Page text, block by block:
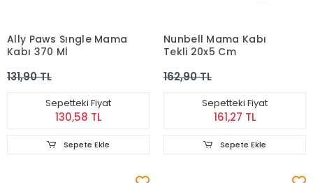
Ally Paws Sıngle Mama
Kabı 370 Ml
131,90 TL
Sepetteki Fiyat
130,58 TL
Sepete Ekle
Nunbell Mama Kabı
Tekli 20x5 Cm
162,90 TL
Sepetteki Fiyat
161,27 TL
Sepete Ekle